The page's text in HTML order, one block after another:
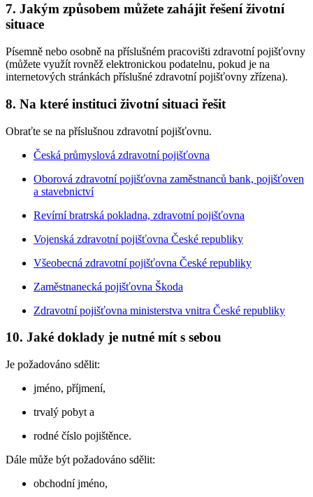
7. Jakým způsobem můžete zahájit řešení životní
situace
Písemně nebo osobně na příslušném pracovišti zdravotní pojišťovny
(můžete využít rovněž elektronickou podatelnu, pokud je na
internetových stránkách příslušné zdravotní pojišťovny zřízena).
8. Na které instituci životní situaci řešit
Obraťte se na příslušnou zdravotní pojišťovnu.
Česká průmyslová zdravotní pojišťovna
Oborová zdravotní pojišťovna zaměstnanců bank, pojišťoven
a stavebnictví
Revírní bratrská pokladna, zdravotní pojišťovna
Vojenská zdravotní pojišťovna České republiky
Všeobecná zdravotní pojišťovna České republiky
Zaměstnanecká pojišťovna Škoda
Zdravotní pojišťovna ministerstva vnitra České republiky
10. Jaké doklady je nutné mít s sebou
Je požadováno sdělit:
jméno, příjmení,
trvalý pobyt a
rodné číslo pojištěnce.
Dále může být požadováno sdělit:
obchodní jméno,